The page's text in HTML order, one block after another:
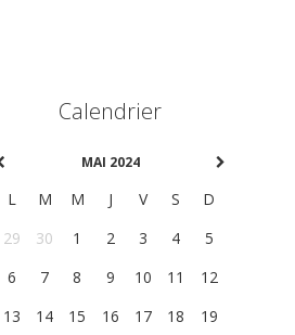
Calendrier
MAI 2024
L M M J V S
D
29
30 1 2 3 4
5
6
7 8 9 10 11
12
13
14 15 16 17 18
19